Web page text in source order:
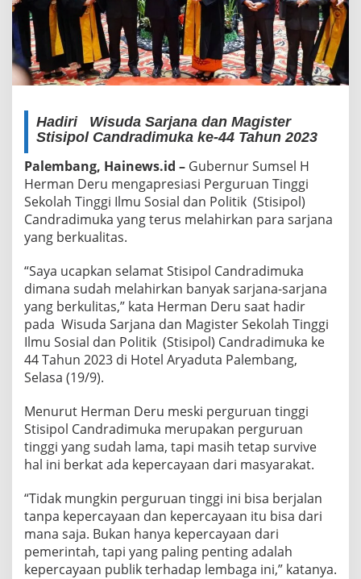
Hadiri Wisuda Sarjana dan Magister
Stisipol Candradimuka ke-44 Tahun 2023
Palembang, Hainews.id – Gubernur Sumsel H
Herman Deru mengapresiasi Perguruan Tinggi
Sekolah Tinggi Ilmu Sosial dan Politik (Stisipol)
Candradimuka yang terus melahirkan para sarjana
yang berkualitas.
“Saya ucapkan selamat Stisipol Candradimuka
dimana sudah melahirkan banyak sarjana-sarjana
yang berkulitas,” kata Herman Deru saat hadir
pada Wisuda Sarjana dan Magister Sekolah Tinggi
Ilmu Sosial dan Politik (Stisipol) Candradimuka ke
44 Tahun 2023 di Hotel Aryaduta Palembang,
Selasa (19/9).
Menurut Herman Deru meski perguruan tinggi
Stisipol Candradimuka merupakan perguruan
tinggi yang sudah lama, tapi masih tetap survive
hal ini berkat ada kepercayaan dari masyarakat.
“Tidak mungkin perguruan tinggi ini bisa berjalan
tanpa kepercayaan dan kepercayaan itu bisa dari
mana saja. Bukan hanya kepercayaan dari
pemerintah, tapi yang paling penting adalah
kepercayaan publik terhadap lembaga ini,” katanya.